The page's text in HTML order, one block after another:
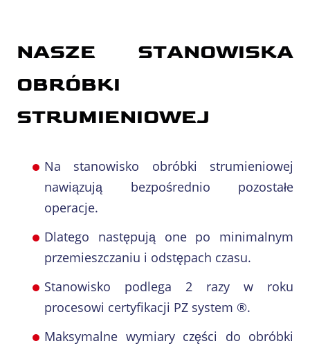
NASZE STANOWISKA
OBRÓBKI
STRUMIENIOWEJ
Na stanowisko obróbki strumieniowej
nawiązują bezpośrednio pozostałe
operacje.
Dlatego następują one po minimalnym
przemieszczaniu i odstępach czasu.
Stanowisko podlega 2 razy w roku
procesowi certyfikacji PZ system ®.
Maksymalne wymiary części do obróbki